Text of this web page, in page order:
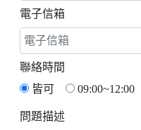
電子信箱
聯絡時間
皆可
09:00~12:00
問題描述